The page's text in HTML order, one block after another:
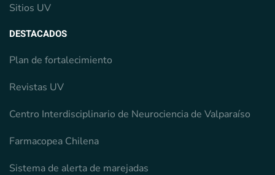
Sitios UV
DESTACADOS
Plan de fortalecimiento
Revistas UV
Centro Interdisciplinario de Neurociencia de Valparaíso
Farmacopea Chilena
Sistema de alerta de marejadas